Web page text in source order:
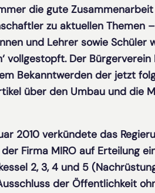
die gute
zu aktuellen
und Lehrer sowie
vollgestopft. Der
Bekanntwerden der jetzt
über den Umbau und die
2010 verkündete das
Firma MIRO auf Erteilung
2, 3, 4 und 5
der Öffentlichkeit